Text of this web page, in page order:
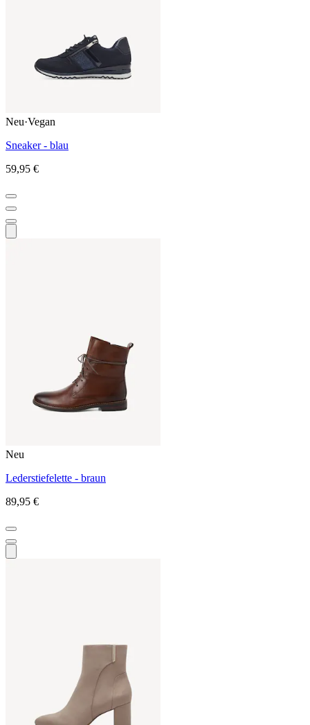
Neu·Vegan
Sneaker - blau
59,95 €
Neu
Lederstiefelette - braun
89,95 €